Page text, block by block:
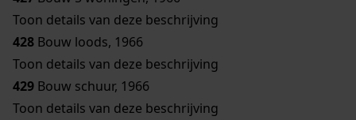
Toon details van deze beschrijving
428 Bouw loods, 1966
Toon details van deze beschrijving
429 Bouw schuur, 1966
Toon details van deze beschrijving